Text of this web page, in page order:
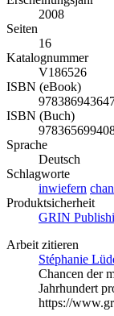
2008
Seiten
16
Katalognummer
V186526
ISBN (eBook)
ISBN (Buch)
Sprache
Deutsch
Schlagworte
inwiefern
Produktsicherheit
GRIN
Arbeit zitieren
Stéphanie
Chancen der
Jahrhundert
https://